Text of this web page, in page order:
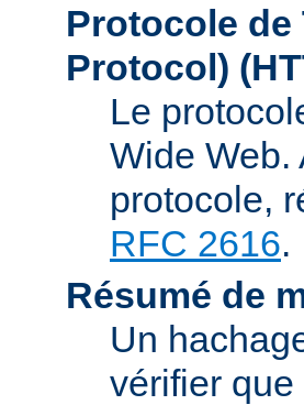
Protocole de
Protocol)
Le
Wide Web.
protocole,
RFC 2616.
Résumé de
Un
vérifier